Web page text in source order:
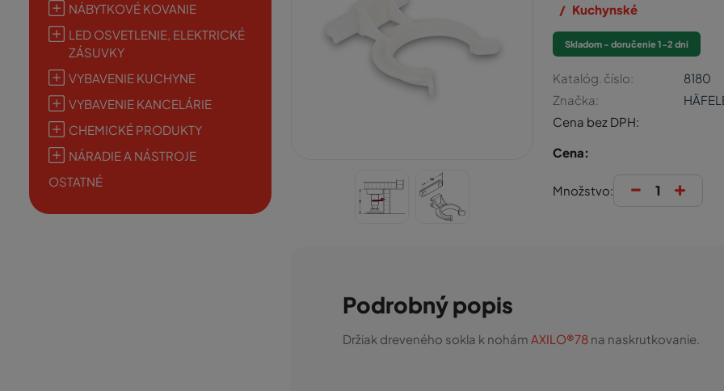
NÁBYTKOVÉ KOVANIE
LED OSVETLENIE, ELEKTRICKÉ
ZÁSUVKY
VYBAVENIE KUCHYNE
VYBAVENIE KANCELÁRIE
CHEMICKÉ PRODUKTY
NÁRADIE A NÁSTROJE
OSTATNÉ
Kuchynské
Skladom - doručenie 1-2 dni
Katalóg. číslo:
8180
Značka:
Cena bez DPH:
Cena:
Množstvo: - +
Podrobný popis
Držiak dreveného sokla k nohám AXILO®78 na naskrutkovanie.